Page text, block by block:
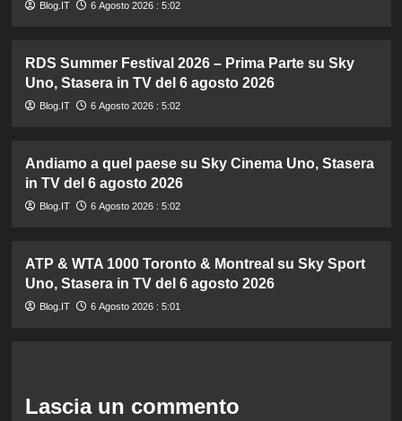
Blog.IT 6 Agosto 2026 : 5:02
RDS Summer Festival 2026 – Prima Parte su Sky
Uno, Stasera in TV del 6 agosto 2026
Blog.IT 6 Agosto 2026 : 5:02
Andiamo a quel paese su Sky Cinema Uno, Stasera
in TV del 6 agosto 2026
Blog.IT 6 Agosto 2026 : 5:02
ATP & WTA 1000 Toronto & Montreal su Sky Sport
Uno, Stasera in TV del 6 agosto 2026
Blog.IT 6 Agosto 2026 : 5:01
Lascia un commento